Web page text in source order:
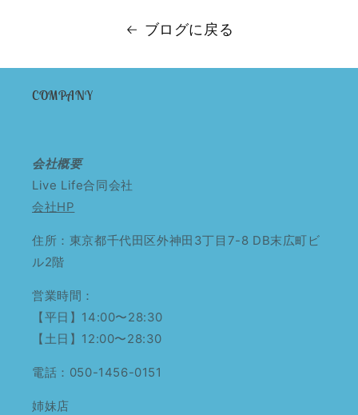
ブログに戻る
COMPANY
会社概要
Live Life合同会社
会社HP
住所：東京都千代田区外神田3丁目7-8 DB末広町ビ
ル2階
営業時間：
【平日】14:00〜28:30
【土日】12:00〜28:30
電話：050-1456-0151
姉妹店